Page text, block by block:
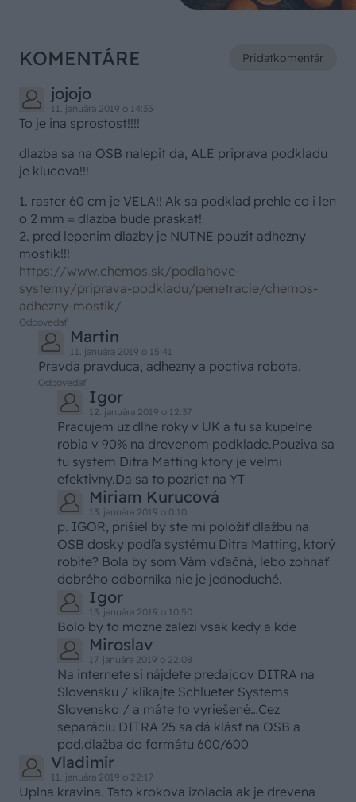
KOMENTÁRE Pridaťkomentár
jojojo
11. januára 2019 o 14:35
To je ina sprostost!!!!
dlazba sa na OSB nalepit da, ALE priprava podkladu
je klucova!!!
1. raster 60 cm je VELA!! Ak sa podklad prehle co i len
o 2 mm = dlazba bude praskat!
2. pred lepenim dlazby je NUTNE pouzit adhezny
mostik!!!
https://www.chemos.sk/podlahove-
systemy/priprava-podkladu/penetracie/chemos-
adhezny-mostik/
Odpovedať
Martin
11. januára 2019 o 15:41
Pravda pravduca, adhezny a poctiva robota.
Odpovedať
Igor
12. januára 2019 o 12:37
Pracujem uz dlhe roky v UK a tu sa kupelne
robia v 90% na drevenom podklade.Pouziva sa
tu system Ditra Matting ktory je velmi
efektivny.Da sa to pozriet na YT
Miriam Kurucová
13. januára 2019 o 0:10
p. IGOR, prišiel by ste mi položiť dlažbu na
OSB dosky podľa systému Ditra Matting, ktorý
robíte? Bola by som Vám vďačná, lebo zohnať
dobrého odborníka nie je jednoduché.
Igor
13. januára 2019 o 10:50
Bolo by to mozne zalezi vsak kedy a kde
Miroslav
17. januára 2019 o 22:08
Na internete si nájdete predajcov DITRA na
Slovensku / klikajte Schlueter Systems
Slovensko / a máte to vyriešené…Cez
separáciu DITRA 25 sa dá klásť na OSB a
pod.dlažba do formátu 600/600
Vladimír
11. januára 2019 o 22:17
Uplna kravina. Tato krokova izolacia ak je drevena